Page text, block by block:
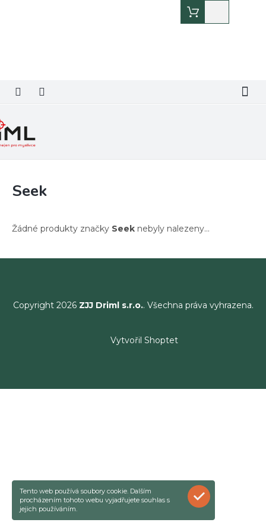
Tento web používá soubory cookie. Dalším
procházením tohoto webu vyjadřujete souhlas s
jejich používáním.
ROZUMÍM
košík
Seek
Žádné produkty značky Seek nebyly nalezeny...
Copyright 2026 ZJJ Driml s.r.o.. Všechna práva vyhrazena.
Vytvořil Shoptet